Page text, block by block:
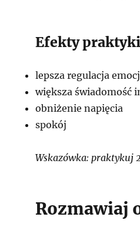
Efekty
lepsza regulacja
większa świadomość
obniżenie napięcia
spokój
Wskazówka: praktykuj
Rozmawiaj